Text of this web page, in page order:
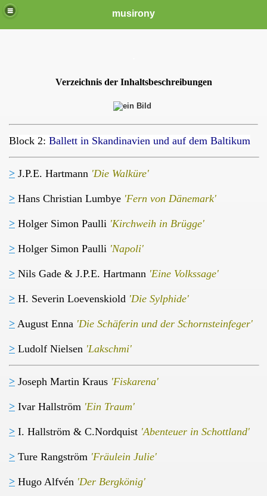
musirony
Verzeichnis der Inhaltsbeschreibungen
Block 2: Ballett in Skandinavien und auf dem Baltikum
> J.P.E. Hartmann 'Die Walküre'
> Hans Christian Lumbye 'Fern von Dänemark'
> Holger Simon Paulli 'Kirchweih in Brügge'
> Holger Simon Paulli 'Napoli'
> Nils Gade & J.P.E. Hartmann 'Eine Volkssage'
> H. Severin Loevenskiold 'Die Sylphide'
> August Enna 'Die Schäferin und der Schornsteinfeger'
> Ludolf Nielsen 'Lakschmi'
> Joseph Martin Kraus 'Fiskarena'
> Ivar Hallström 'Ein Traum'
> I. Hallström & C.Nordquist 'Abenteuer in Schottland'
> Ture Rangström 'Fräulein Julie'
> Hugo Alfvén 'Der Bergkönig'